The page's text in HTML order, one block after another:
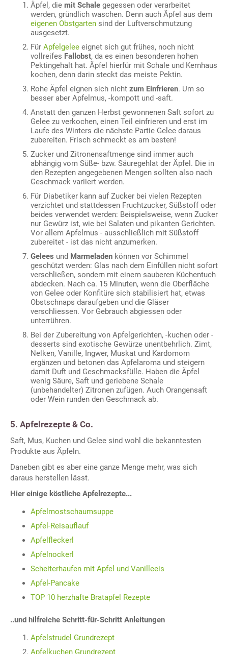
Äpfel, die mit Schale gegessen oder verarbeitet
werden, gründlich waschen. Denn auch Äpfel aus dem
eigenen Obstgarten sind der Luftverschmutzung
ausgesetzt.
Für Apfelgelee eignet sich gut frühes, noch nicht
vollreifes Fallobst, da es einen besonderen hohen
Pektingehalt hat. Äpfel hierfür mit Schale und Kernhaus
kochen, denn darin steckt das meiste Pektin.
Rohe Äpfel eignen sich nicht zum Einfrieren. Um so
besser aber Apfelmus, -kompott und -saft.
Anstatt den ganzen Herbst gewonnenen Saft sofort zu
Gelee zu verkochen, einen Teil einfrieren und erst im
Laufe des Winters die nächste Partie Gelee daraus
zubereiten. Frisch schmeckt es am besten!
Zucker und Zitronensaftmenge sind immer auch
abhängig vom Süße- bzw. Säuregehlat der Äpfel. Die in
den Rezepten angegebenen Mengen sollten also nach
Geschmack variiert werden.
Für Diabetiker kann auf Zucker bei vielen Rezepten
verzichtet und stattdessen Fruchtzucker, Süßstoff oder
beides verwendet werden: Beispielsweise, wenn Zucker
nur Gewürz ist, wie bei Salaten und pikanten Gerichten.
Vor allem Apfelmus - ausschließlich mit Süßstoff
zubereitet - ist das nicht anzumerken.
Gelees und Marmeladen können vor Schimmel
geschützt werden: Glas nach dem Einfüllen nicht sofort
verschließen, sondern mit einem sauberen Küchentuch
abdecken. Nach ca. 15 Minuten, wenn die Oberfläche
von Gelee oder Konfitüre sich stabilisiert hat, etwas
Obstschnaps daraufgeben und die Gläser
verschliessen. Vor Gebrauch abgiessen oder
unterrühren.
Bei der Zubereitung von Apfelgerichten, -kuchen oder -
desserts sind exotische Gewürze unentbehrlich. Zimt,
Nelken, Vanille, Ingwer, Muskat und Kardomom
ergänzen und betonen das Apfelaroma und steigern
damit Duft und Geschmacksfülle. Haben die Äpfel
wenig Säure, Saft und geriebene Schale
(unbehandelter) Zitronen zufügen. Auch Orangensaft
oder Wein runden den Geschmack ab.
5. Apfelrezepte & Co.
Saft, Mus, Kuchen und Gelee sind wohl die bekanntesten
Produkte aus Äpfeln.
Daneben gibt es aber eine ganze Menge mehr, was sich
daraus herstellen lässt.
Hier einige köstliche Apfelrezepte...
Apfelmostschaumsuppe
Apfel-Reisauflauf
Apfelfleckerl
Apfelnockerl
Scheiterhaufen mit Apfel und Vanilleeis
Apfel-Pancake
TOP 10 herzhafte Bratapfel Rezepte
..und hilfreiche Schritt-für-Schritt Anleitungen
Apfelstrudel Grundrezept
Apfelkuchen Grundrezept